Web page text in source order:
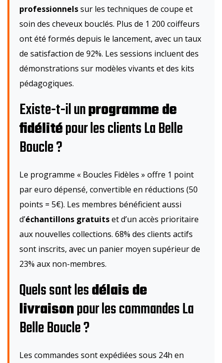
professionnelssur les techniques de coupe et
soin des cheveux bouclés. Plus de 1 200 coiffeurs
ont été formés depuis le lancement, avec un taux
de satisfaction de 92%. Les sessions incluent des
démonstrations sur modèles vivants et des kits
pédagogiques.
Existe-t-il unprogramme de
fidélitépour les clients La Belle
Boucle ?
Le programme « Boucles Fidèles » offre 1 point
par euro dépensé, convertible en réductions (50
points = 5€). Les membres bénéficient aussi
d’échantillons gratuitset d’un accès prioritaire
aux nouvelles collections. 68% des clients actifs
sont inscrits, avec un panier moyen supérieur de
23% aux non-membres.
Quels sont lesdélais de
livraisonpour les commandes La
Belle Boucle ?
Les commandes sont expédiées sous 24h en